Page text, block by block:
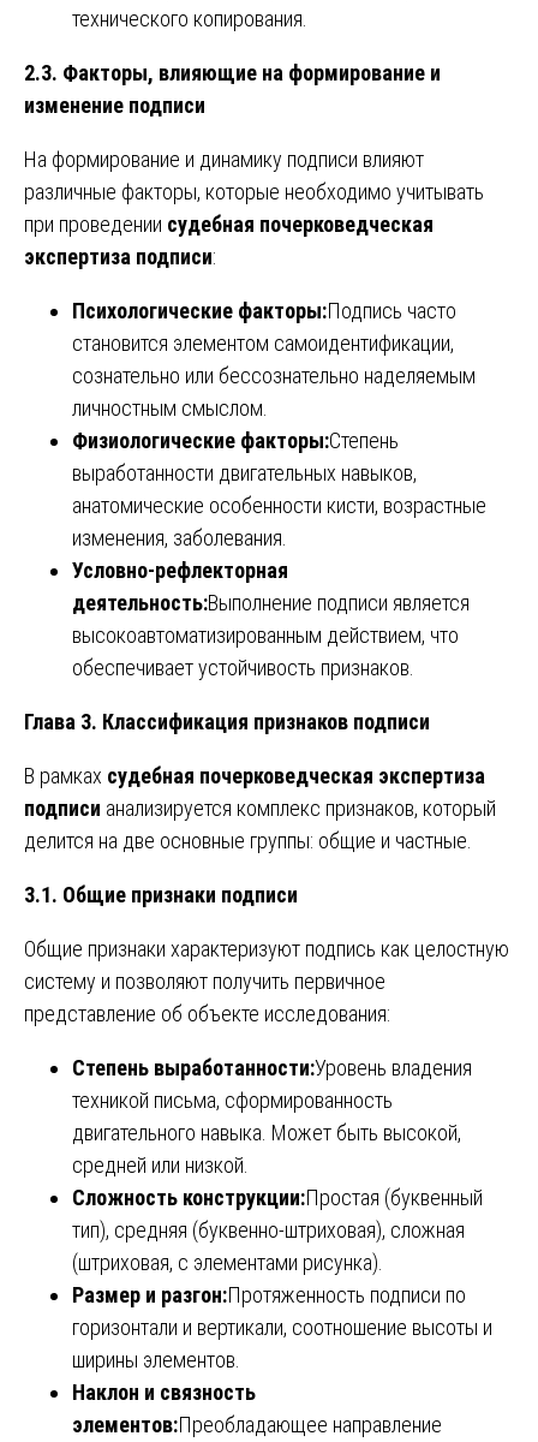
технического копирования.
2.3. Факторы, влияющие на формирование и
изменение подписи
На формирование и динамику подписи влияют
различные факторы, которые необходимо учитывать
при проведении судебная почерковедческая
экспертиза подписи:
Психологические факторы:Подпись часто
становится элементом самоидентификации,
сознательно или бессознательно наделяемым
личностным смыслом.
Физиологические факторы:Степень
выработанности двигательных навыков,
анатомические особенности кисти, возрастные
изменения, заболевания.
Условно-рефлекторная
деятельность:Выполнение подписи является
высокоавтоматизированным действием, что
обеспечивает устойчивость признаков.
Глава 3. Классификация признаков подписи
В рамках судебная почерковедческая экспертиза
подписи анализируется комплекс признаков, который
делится на две основные группы: общие и частные.
3.1. Общие признаки подписи
Общие признаки характеризуют подпись как целостную
систему и позволяют получить первичное
представление об объекте исследования:
Степень выработанности:Уровень владения
техникой письма, сформированность
двигательного навыка. Может быть высокой,
средней или низкой.
Сложность конструкции:Простая (буквенный
тип), средняя (буквенно-штриховая), сложная
(штриховая, с элементами рисунка).
Размер и разгон:Протяженность подписи по
горизонтали и вертикали, соотношение высоты и
ширины элементов.
Наклон и связность
элементов:Преобладающее направление